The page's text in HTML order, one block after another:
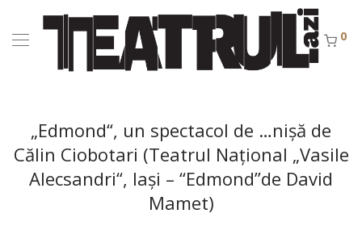
0
„Edmond“, un spectacol de …nişă de
Călin Ciobotari (Teatrul Naţional „Vasile
Alecsandri“, Iaşi – “Edmond”de David
Mamet)